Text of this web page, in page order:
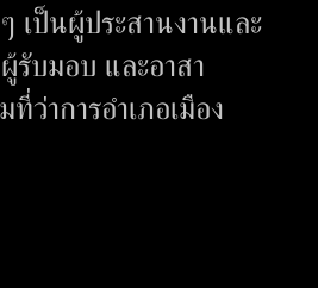
เป็นผู้ประสานงานและ
รับมอบ และอาสา
ว่าการอำเภอเมือง